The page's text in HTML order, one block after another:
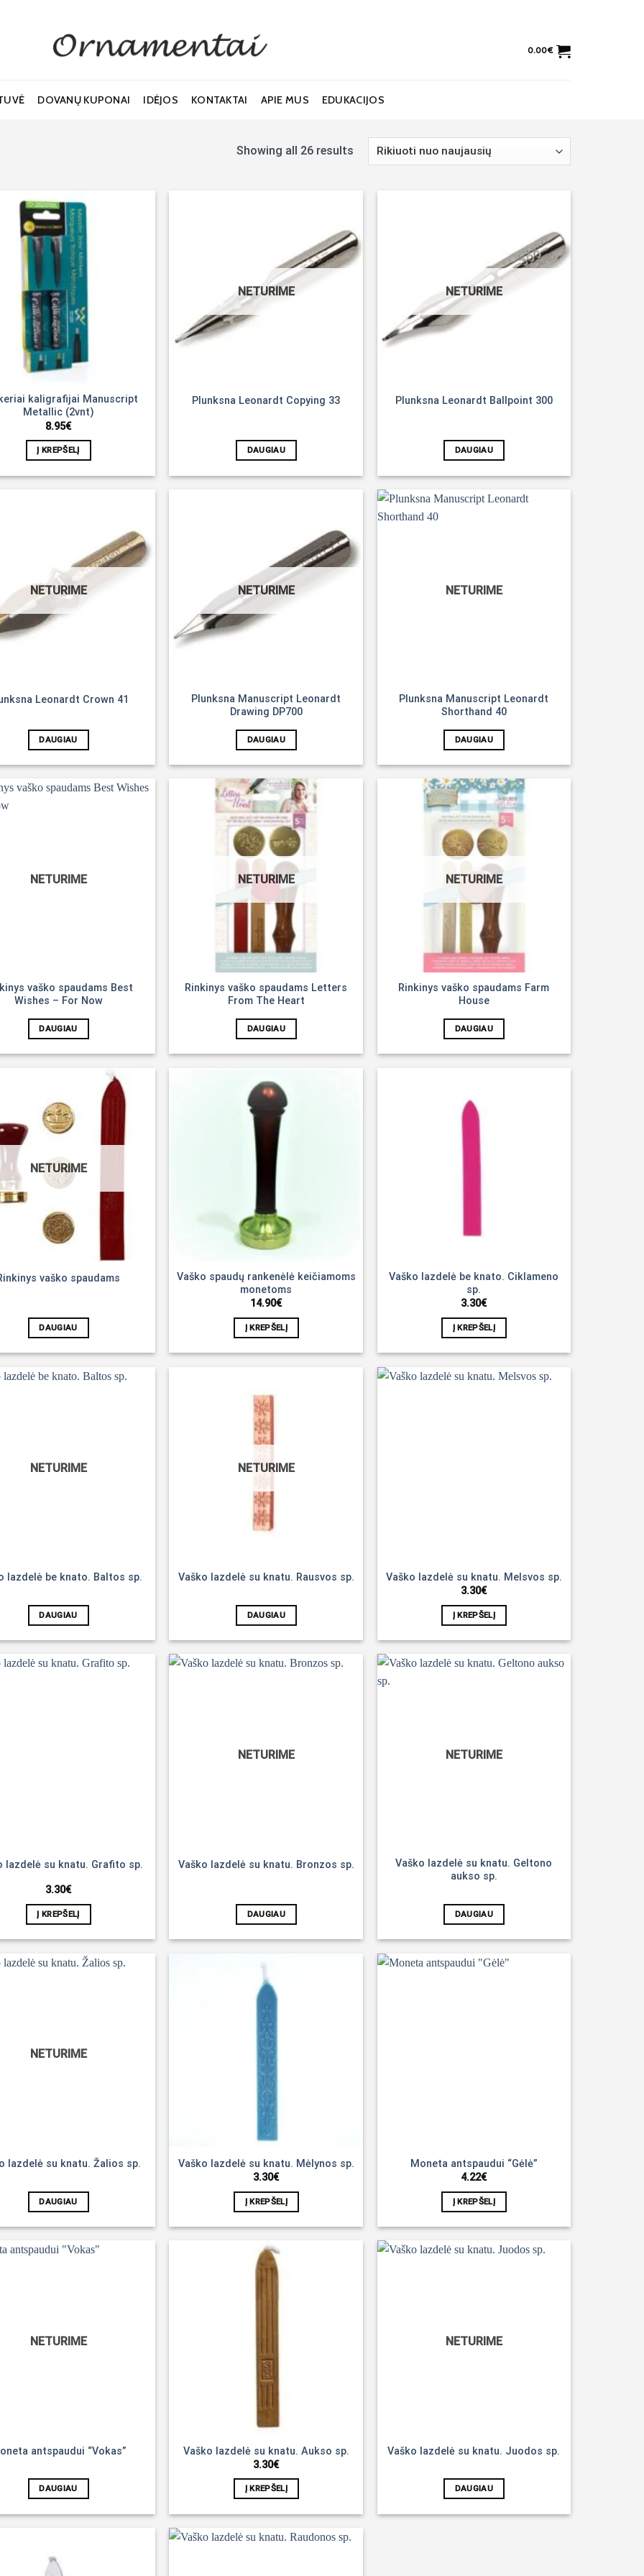
0.00€
DOVANŲ KUPONAI IDĖJOS KONTAKTAI APIE MUS EDUKACIJOS
Showing all 26 results
kaligrafijai Manuscript
Metallic (2vnt)
8.95€
Į KREPŠELĮ
Noriu!
NETURIME
Plunksna Leonardt Copying 33
DAUGIAU
Noriu!
NETURIME
Plunksna Leonardt Ballpoint 300
DAUGIAU
Noriu!
NETURIME
Leonardt Crown 41
DAUGIAU
Noriu!
NETURIME
Plunksna Manuscript Leonardt
Drawing DP700
DAUGIAU
NETURIME
Plunksna Manuscript Leonardt
Shorthand 40
DAUGIAU
NETURIME
vaško spaudams Best
Wishes – For Now
DAUGIAU
NETURIME
Rinkinys vaško spaudams Letters
From The Heart
DAUGIAU
NETURIME
Rinkinys vaško spaudams Farm
House
DAUGIAU
Noriu!
NETURIME
vaško spaudams
DAUGIAU
Vaško spaudų rankenėlė keičiamoms
monetoms
14.90€
Į KREPŠELĮ
Vaško lazdelė be knato. Ciklameno
sp.
3.30€
Į KREPŠELĮ
NETURIME
lazdelė be knato. Baltos sp.
DAUGIAU
NETURIME
Vaško lazdelė su knatu. Rausvos sp.
DAUGIAU
Vaško lazdelė su knatu. Melsvos sp.
3.30€
Į KREPŠELĮ
lazdelė su knatu. Grafito sp.
3.30€
Į KREPŠELĮ
NETURIME
Vaško lazdelė su knatu. Bronzos sp.
DAUGIAU
NETURIME
Vaško lazdelė su knatu. Geltono
aukso sp.
DAUGIAU
NETURIME
lazdelė su knatu. Žalios sp.
DAUGIAU
Vaško lazdelė su knatu. Mėlynos sp.
3.30€
Į KREPŠELĮ
Moneta antspaudui “Gėlė”
4.22€
Į KREPŠELĮ
NETURIME
antspaudui “Vokas”
DAUGIAU
Vaško lazdelė su knatu. Aukso sp.
3.30€
Į KREPŠELĮ
NETURIME
Vaško lazdelė su knatu. Juodos sp.
DAUGIAU